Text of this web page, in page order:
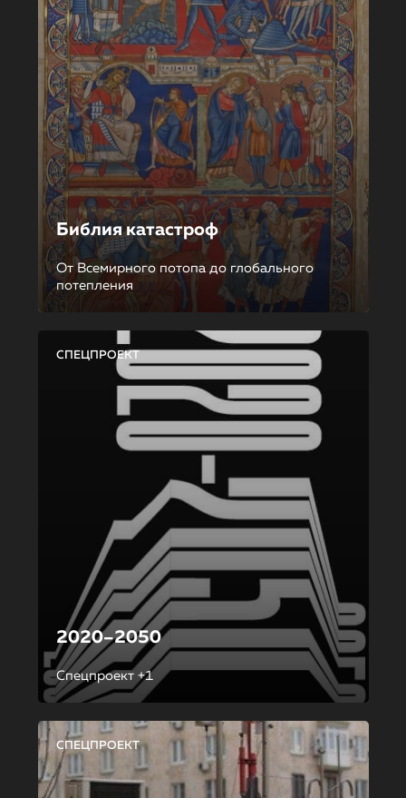
Библия катастроф
От Всемирного потопа до глобального
потепления
СПЕЦПРОЕКТ
2020–2050
Спецпроект +1
СПЕЦПРОЕКТ